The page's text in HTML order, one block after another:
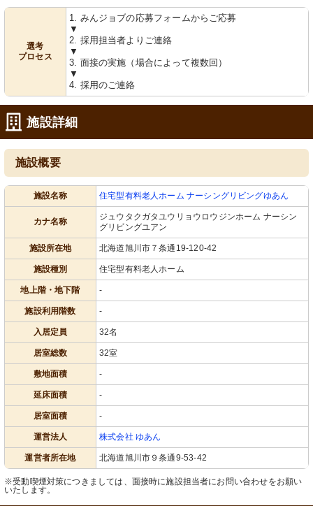
清潔感のあふれる設備で、利用者の快
適な入浴を支えます。
落ち着いた色合いの部屋には、リフレ
ます。
暖かみのあるエントランスが迎え、明
るい雰囲気をかもし出しています。
選考
プロセス
1. みんジョブの応募フォームからご応募
▼
2. 採用担当者よりご連絡
▼
3. 面接の実施（場合によって複数回）
▼
4. 採用のご連絡
施設詳細
施設概要
施設名称 住宅型有料老人ホーム ナーシングリビングゆあん
カナ名称
ジュウタクガタユウリョウロウジンホーム ナーシン
グリビングユアン
施設所在地 北海道旭川市７条通19-120-42
施設種別 住宅型有料老人ホーム
地上階・地下階 -
施設利用階数 -
入居定員 32名
居室総数 32室
敷地面積 -
延床面積 -
居室面積 -
運営法人 株式会社 ゆあん
運営者所在地 北海道旭川市９条通9-53-42
※受動喫煙対策につきましては、面接時に施設担当者にお問い合わせをお願い
いたします。